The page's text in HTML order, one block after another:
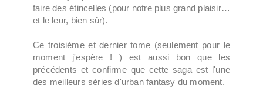
faire des étincelles (pour notre plus grand plaisir…
et le leur, bien sûr).
Ce troisième et dernier tome (seulement pour le
moment j'espère ! ) est aussi bon que les
précédents et confirme que cette saga est l'une
des meilleurs séries d'urban fantasy du moment.